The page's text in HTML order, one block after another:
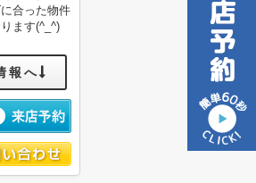
合った物件
ます(^_^)
報へ